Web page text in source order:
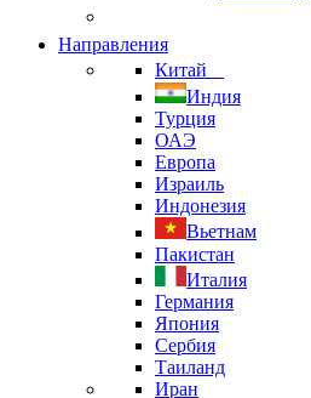
Направления
Китай
Индия
Турция
ОАЭ
Европа
Израиль
Индонезия
Вьетнам
Пакистан
Италия
Германия
Япония
Сербия
Таиланд
Иран